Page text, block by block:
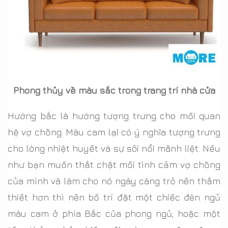
Phong thủy về màu sắc trong trang trí nhà cửa
Hướng bắc là hướng tượng trưng cho mối quan
hệ vợ chồng. Màu cam lại có ý nghĩa tượng trưng
cho lòng nhiệt huyết và sự sôi nổi mãnh liệt. Nếu
như bạn muốn thắt chặt mối tình cảm vợ chồng
của mình và làm cho nó ngày càng trỏ nên thắm
thiết hơn thì nên bố trí đặt một chiếc đèn ngủ
màu cam ở phía Bắc của phong ngủ, hoặc một